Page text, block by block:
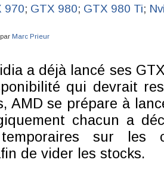
970; GTX 980; GTX 980 Ti;
Marc Prieur
a déjà lancé ses
qui devrait
AMD se prépare à
chacun a
temporaires sur les
de vider les stocks.